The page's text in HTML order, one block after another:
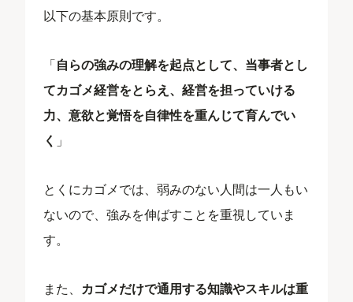
以下の基本原則です。
「自らの強みの理解を起点として、当事者とし
てカゴメ経営をとらえ、経営を担っていける
力、意欲と覚悟を自律性を重んじて育んでい
く 」
とくにカゴメでは、弱みのない人間は一人もい
ないので、強みを伸ばすことを重視していま
す。
また、 カゴメだけで通用する知識やスキルは重